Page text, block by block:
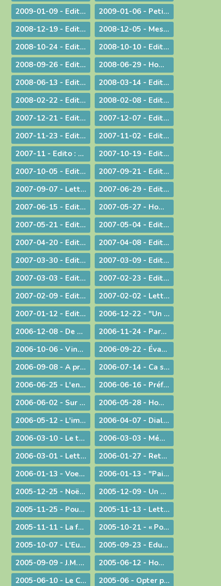
2009-01-09 - Edito : Sur les traces de saint Paul : le Forum de l'évangélisation
2009-01-06 - Petit guide de lecture de l'encylique « L'ÉGLISE VIT DE L'EUCHARISTIE »
2008-12-19 - Edito : Noël ou l'humilité de Dieu
2008-12-05 - Message pour le Jubilé du Saint Curé d'Ars
2008-10-24 - Edito : Rendez à César... rendez à Dieu...
2008-10-10 - Edito : La Parole de Dieu et la marche du monde
2008-09-26 - Edito : L'Eglise en France, une nouvelle fois visitée
2008-06-29 - Homélie pour les ordinations
2008-06-13 - Edito : Dialogue interreligieux : Le sens de la liberté religieuse
2008-03-14 - Edito : Là où se trouve Dieu... là se trouve l'avenir
2008-02-22 - Edito : Le regard de la foi
2008-02-08 - Edito : Quelle unité ?
2007-12-21 - Edito : Noël : Souffler sur les braises de l'espérance !
2007-12-07 - Edito : Anne-Lorraine - Sa résistance lui a coûté la vie !
2007-11-23 - Edito : La remise des Actes : une démarche liturgique
2007-11-02 - Edito : La remise d'un livre : une démarche diocésaine
2007-11 - Edito : A propos du Téléthon 2007
2007-10-19 - Edito : Discerner
2007-10-05 - Edito : Des temps nouveaux pour l'Evangile "Passons aux Actes !"
2007-09-21 - Edito : L'amour du plus faible
2007-09-07 - Lettre aux prêtres à propos du Motu Proprio
2007-06-29 - Edito : Merci à vous, prêtres nouvellement nommés
2007-06-15 - Edito : A propos des "sans papiers"
2007-05-27 - Homélie de Confirmation - Pentecôte
2007-05-21 - Edito : Justice, jugement et miséricorde
2007-05-04 - Edito : Au service des vocations sacerdotales : une journée inédite !
2007-04-20 - Edito : Une citoyenneté responsable
2007-04-08 - Edito : Un baptême pas comme les autres - Pâques 2007
2007-03-30 - Edito : A la veille des élections / A propos des élections présidentielles et législatives
2007-03-09 - Edito : Double "fil de vie" - Un aspect de la liturgie du Carême
2007-03-03 - Edito : Le chemin de la filialié
2007-02-23 - Edito : "Il faut que le monde sache..." Conversion et Mission
2007-02-09 - Edito : "Je suis allée essayer mon cercueil !"
2007-02-02 - Lettre aux prêtres et aux diacres
2007-01-12 - Edito : Le Gange et l'Himalaya
2006-12-22 - "Un Sauveur vous est né !"
2006-12-08 - De Ratisbonne à Ankara, un dialogue ininterrompu
2006-11-24 - Parentalité
2006-10-06 - Vingt ans déjà !
2006-09-22 - Évangéliser : aller au large !
2006-09-08 - A propos du Liban
2006-07-14 - Ca se passe en France !
2006-06-25 - L'enjeu de toute existence : trouver Le chemin !
2006-06-16 - Préférer le bonheur à la vérité ?
2006-06-02 - Sur les pas de Jean-Paul II
2006-05-28 - Homélie à la messe télévisée à Notre-Dame de Bourg
2006-05-12 - L'immigration
2006-04-07 - Dialogue interreligieux
2006-03-10 - Le trésor de la foi
2006-03-03 - Méditation sur l'Evangile du 4° dimanche de Carême 2006
2006-03-01 - Lettre aux prêtres et aux diacres
2006-01-27 - Retour aux origines
2006-01-13 - Voeux... pour aujourd'hui
2006-01-13 - "Paix sur la terre !"
2005-12-25 - Noël : la nouveauté chrétienne
2005-12-09 - Un modèle de persévérance dans l'élaboration d'une loi
2005-11-25 - Pour une laïcité constructive
2005-11-13 - Lettre aux prêtres et aux diacres
2005-11-11 - La faiblesse au service d'une cause
2005-10-21 - « Pour de nouveaux modes de vie ! »
2005-10-07 - L'Eucharistie, source de la transformation des cœurs et du monde
2005-09-23 - Eduquer
2005-09-09 - J.M.J. du souvenir à l'avenir !
2005-06-12 - Homélie pour des ordinations diaconales
2005-06-10 - Le Curé d'Ars chez le Pape !
2005-06 - Opter pour l'avenir